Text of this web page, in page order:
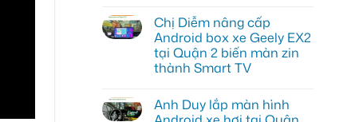
xe
thoải
mái
hơn
xe
Geely
EX2
tại
Quận
7
bản
đồ,
bình
luận
ở
Chị
Minh
lắp
Geely
EX2
Chị Diễm nâng cấp
Android box xe Geely EX2
tại Quận 2 biến màn zin
thành Smart TV
bình
luận
Anh Duy lắp màn hình